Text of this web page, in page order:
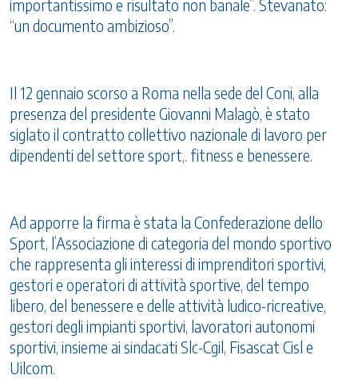
importantissimo e risultato non banale”. Stevanato:
“un documento ambizioso”.
Il 12 gennaio scorso a Roma nella sede del Coni, alla
presenza del presidente Giovanni Malagò, è stato
siglato il contratto collettivo nazionale di lavoro per
dipendenti del settore sport,. fitness e benessere.
Ad apporre la firma è stata la Confederazione dello
Sport, l’Associazione di categoria del mondo sportivo
che rappresenta gli interessi di imprenditori sportivi,
gestori e operatori di attività sportive, del tempo
libero, del benessere e delle attività ludico-ricreative,
gestori degli impianti sportivi, lavoratori autonomi
sportivi, insieme ai sindacati Slc-Cgil, Fisascat Cisl e
Uilcom.